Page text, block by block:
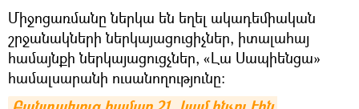
Միջոցառմանը ներկա են եղել ակադեմիական
շրջանակների ներկայացուցիչներ, իտալահայ
համայնքի ներկայացուցչներ, «Լա Սապիենցա»
համալսարանի ուսանողությունը։